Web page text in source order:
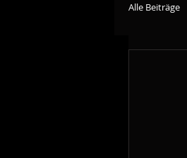
Alle Beiträge